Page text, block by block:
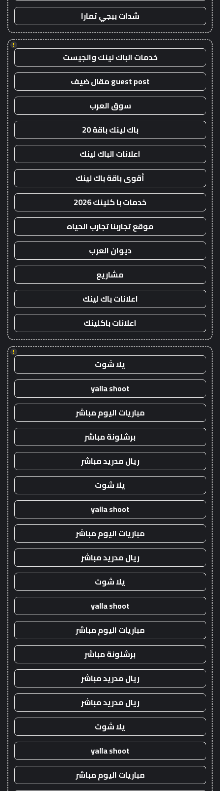
شدات ببجي تمارا
!
خدمات الباك لينك والجيست
guest post مقال ضيف
سوق العرب
باك لينك باقة 20
اعلانات الباك لينك
أقوى باقة باك لينك
خدمات با كلينك 2026
موقع تجاربنا تجارب الحياه
ديوان العرب
مشاريع
اعلانات باك لينك
اعلانات باكلينك
!
يلا شوت
yalla shoot
مباريات اليوم مباشر
برشلونة مباشر
ريال مدريد مباشر
يلا شوت
yalla shoot
مباريات اليوم مباشر
ريال مدريد مباشر
يلا شوت
yalla shoot
مباريات اليوم مباشر
برشلونة مباشر
ريال مدريد مباشر
ريال مدريد مباشر
يلا شوت
yalla shoot
مباريات اليوم مباشر